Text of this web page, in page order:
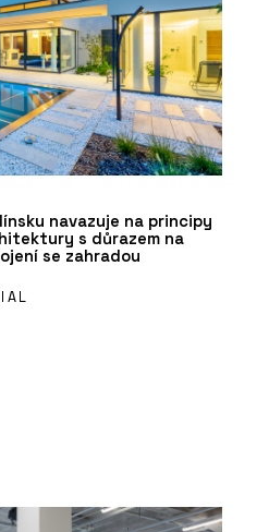
navazuje na principy
s důrazem na
se zahradou